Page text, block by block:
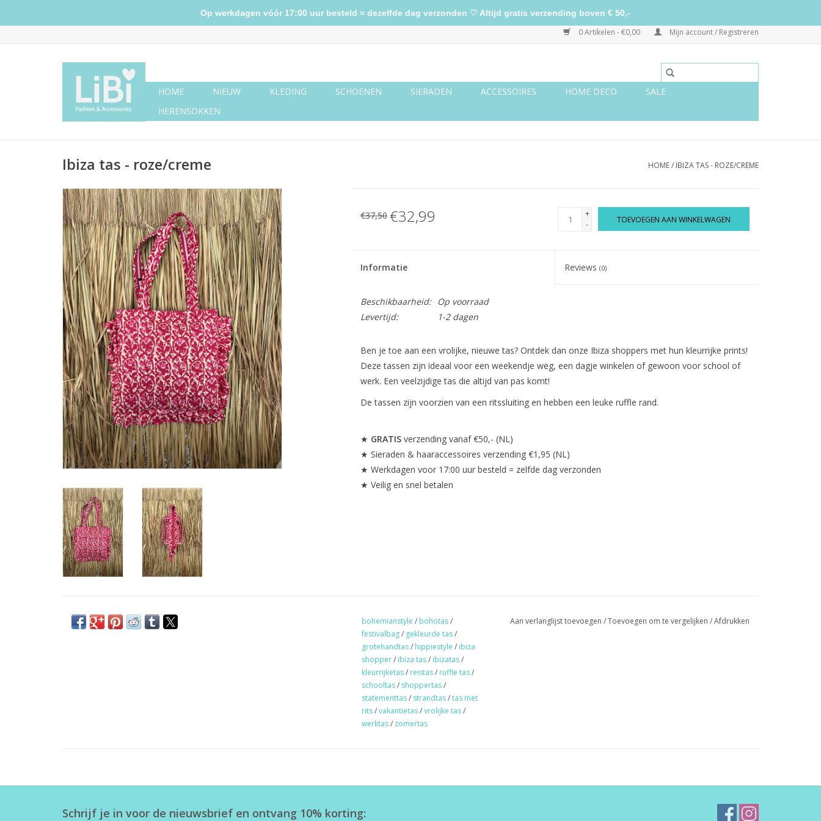
0 Artikelen - €0,00 Mijn account / Registreren
HOME NIEUW KLEDING SCHOENEN SIERADEN ACCESSOIRES HOME DECO
SALE
HERENSOKKEN
Ibiza tas - roze/creme HOME/ IBIZA TAS - ROZE/CREME
€37,50 €32,99
+
-
TOEVOEGEN AAN WINKELWAGEN
Informatie Reviews(0)
Beschikbaarheid:
Op voorraad
Levertijd:
1-2 dagen
Ben je toe aan een vrolijke, nieuwe tas? Ontdek dan onze Ibiza shoppers met hun kleurrijke prints!
Deze tassen zijn ideaal voor een weekendje weg, een dagje winkelen of gewoon voor school of
werk. Een veelzijdige tas die altijd van pas komt!
De tassen zijn voorzien van een ritssluiting en hebben een leuke ruffle rand.
★ GRATISverzending vanaf €50,- (NL)
★ Sieraden & haaraccessoires verzending €1,95 (NL)
★ Werkdagen voor 17:00 uur besteld = zelfde dag verzonden
★ Veilig en snel betalen
bohemianstyle / bohotas/
festivalbag/ gekleurde tas/
grotehandtas/ hippiestyle / ibiza
shopper/ ibiza tas/ ibizatas/
kleurrijketas/ reistas/ ruffle tas/
schooltas/ shoppertas/
statementtas/ strandtas/tas met
rits/vakantietas/vrolijke tas/
werktas/ zomertas
Aan verlanglijst toevoegen /Toevoegen om te vergelijken /Afdrukken
Schrijf je in voor de nieuwsbrief en ontvang 10% korting:
Op werkdagen vóór 17:00 uur besteld = dezelfde dag verzonden ♡ Altijd gratis verzending boven € 50,-